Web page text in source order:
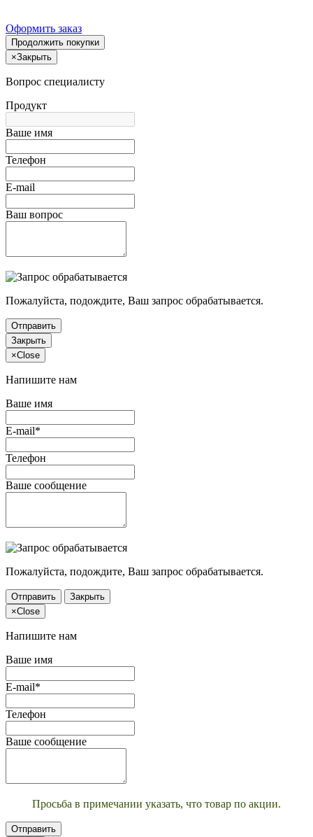
Оформить заказ
Продолжить покупки
×Закрыть
Вопрос специалисту
Продукт
Ваше имя
Телефон
E-mail
Ваш вопрос
Пожалуйста, подождите, Ваш запрос обрабатывается.
Отправить
Закрыть
×Close
Напишите нам
Ваше имя
E-mail*
Телефон
Ваше сообщение
Пожалуйста, подождите, Ваш запрос обрабатывается.
Отправить
Закрыть
×Close
Напишите нам
Ваше имя
E-mail*
Телефон
Ваше сообщение
Просьба в примечании указать, что товар по акции.
Отправить